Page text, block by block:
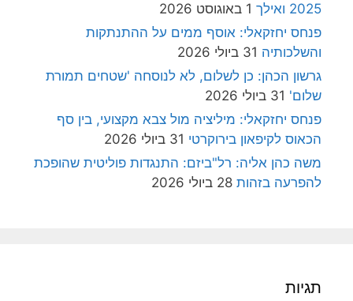
2025 ואילך
1 באוגוסט 2026
פנחס יחזקאלי: אוסף ממים על ההתנתקות
והשלכותיה 31 ביולי 2026
גרשון הכהן: כן לשלום, לא לנוסחה 'שטחים תמורת
שלום' 31 ביולי 2026
פנחס יחזקאלי: מיליציה מול צבא מקצועי, בין סף
הכאוס לקיפאון בירוקרטי 31 ביולי 2026
משה כהן אליה: רל"ביזם: התנגדות פוליטית שהופכת
להפרעה בזהות 28 ביולי 2026
תגיות